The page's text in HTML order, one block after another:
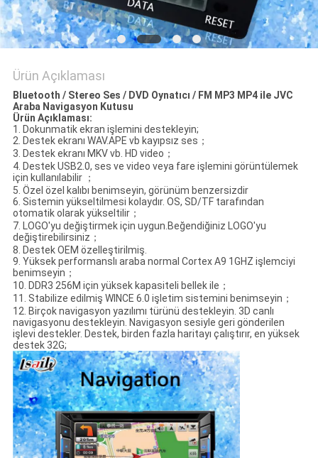
Ürün Açıklaması
Bluetooth / Stereo Ses / DVD Oynatıcı / FM MP3 MP4 ile JVC
Araba Navigasyon Kutusu
Ürün Açıklaması:
1. Dokunmatik ekran işlemini destekleyin;
2. Destek ekranı WAV.APE vb kayıpsız ses；
3. Destek ekranı MKV vb. HD video；
4. Destek USB2.0, ses ve video veya fare işlemini görüntülemek
için kullanılabilir ；
5. Özel özel kalıbı benimseyin, görünüm benzersizdir
6. Sistemin yükseltilmesi kolaydır. OS, SD/TF tarafından
otomatik olarak yükseltilir；
7. LOGO'yu değiştirmek için uygun.Beğendiğiniz LOGO'yu
değiştirebilirsiniz；
8. Destek OEM özelleştirilmiş.
9. Yüksek performanslı araba normal Cortex A9 1GHZ işlemciyi
benimseyin；
10. DDR3 256M için yüksek kapasiteli bellek ile；
11. Stabilize edilmiş WINCE 6.0 işletim sistemini benimseyin；
12. Birçok navigasyon yazılımı türünü destekleyin. 3D canlı
navigasyonu destekleyin. Navigasyon sesiyle geri gönderilen
işlevi destekler. Destek, birden fazla haritayı çalıştırır, en yüksek
destek 32G;